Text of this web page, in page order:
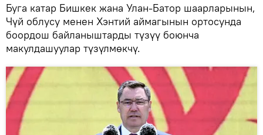
Буга катар Бишкек жана Улан-Батор шаарларынын,
Чүй облусу менен Хэнтий аймагынын ортосунда
боордош байланыштарды түзүү боюнча
макулдашуулар түзүлмөкчү.